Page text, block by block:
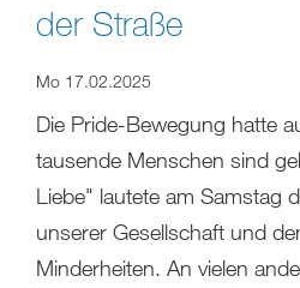
der Straße
Mo 17.02.2025
Die Pride-Bewegung hatte
tausende Menschen sind
Liebe" lautete am Samstag
unserer Gesellschaft und
Minderheiten. An vielen